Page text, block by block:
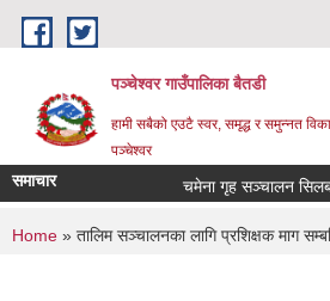
Skip to main content
पञ्चेश्वर गाउँपालिका बैतडी
हामी सबैको एउटै स्वर, समृद्ध र समुन्नत
पञ्चेश्वर
समाचार चमेना गृह सञ्‍चालन
You are here
Home » तालिम सञ्‍चालनका लागि प्रशिक्षक माग